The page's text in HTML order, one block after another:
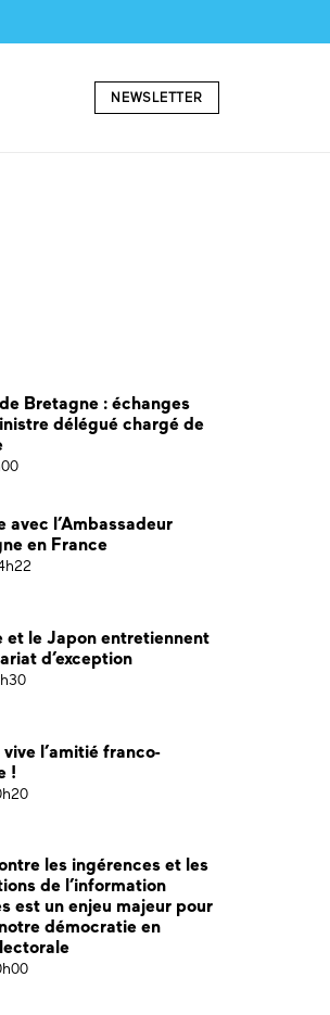
NEWSLETTER
Bretagne : échanges
délégué chargé de
avec l’Ambassadeur
en France
et le Japon entretiennent
d’exception
vive l’amitié franco-
!
les ingérences et les
de l’information
est un enjeu majeur pour
démocratie en